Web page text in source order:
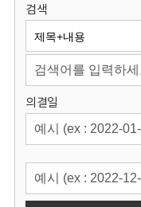
원
회
검색
의결일